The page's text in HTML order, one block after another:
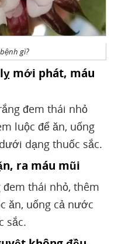
gì?
mới phát, máu
đem thái nhỏ
luộc để ăn, uống
dạng thuốc sắc.
ra máu mũi
thái nhỏ, thêm
ăn, uống cả nước
sắc.